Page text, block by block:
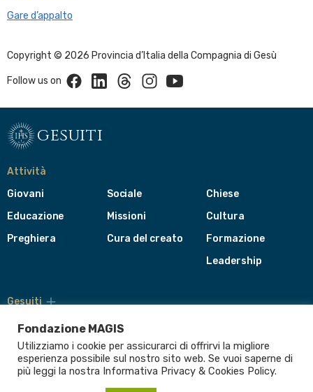
Gare d’appalto
Copyright © 2026 Provincia d’Italia della Compagnia di Gesù
Follow us on FacebookLinkedinThreadsInstagramYoutube
gesuiti
Attività
Giovani
Educazione
Preghiera
Sociale
Missioni
Cura del creato
Chiese
Cultura
Formazione
Leadership
Gesuiti
di
navigazione
del
footer
Compagnia di Gesù
CEP - Conferenza delle Province Europee
Fondazione MAGIS
Utilizziamo i cookie per assicurarci di offrirvi la migliore
esperienza possibile sul nostro sito web. Se vuoi saperne di
più leggi la nostra Informativa Privacy & Cookies Policy.